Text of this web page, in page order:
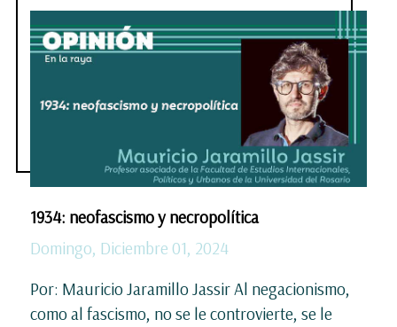
1934: neofascismo y necropolítica
Domingo, Diciembre 01, 2024
Por: Mauricio Jaramillo Jassir Al negacionismo,
como al fascismo, no se le controvierte, se le